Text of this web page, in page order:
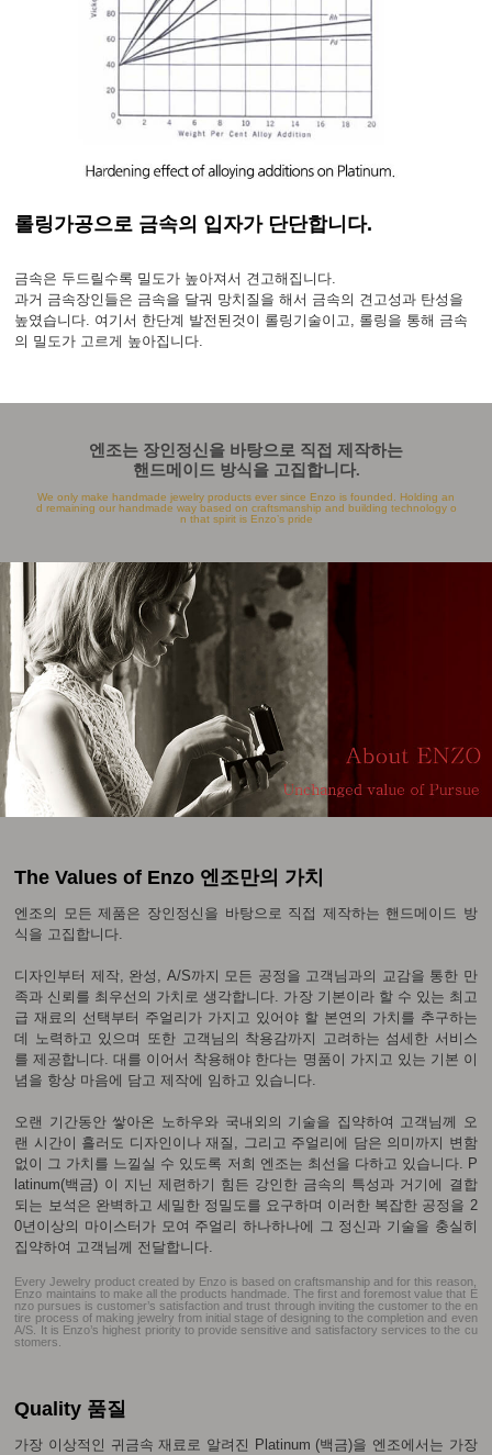
롤링가공으로 금속의 입자가 단단합니다.
금속은 두드릴수록 밀도가 높아져서 견고해집니다.
과거 금속장인들은 금속을 달궈 망치질을 해서 금속의 견고성과 탄성을
높였습니다. 여기서 한단계 발전된것이 롤링기술이고, 롤링을 통해 금속
의 밀도가 고르게 높아집니다.
엔조는 장인정신을 바탕으로 직접 제작하는
핸드메이드 방식을 고집합니다.
We only make handmade jewelry products ever since Enzo is founded. Holding an
d remaining our handmade way based on craftsmanship and building technology o
n that spirit is Enzo’s pride
The Values of Enzo 엔조만의 가치
엔조의 모든 제품은 장인정신을 바탕으로 직접 제작하는 핸드메이드 방
식을 고집합니다.
디자인부터 제작, 완성, A/S까지 모든 공정을 고객님과의 교감을 통한 만
족과 신뢰를 최우선의 가치로 생각합니다. 가장 기본이라 할 수 있는 최고
급 재료의 선택부터 주얼리가 가지고 있어야 할 본연의 가치를 추구하는
데 노력하고 있으며 또한 고객님의 착용감까지 고려하는 섬세한 서비스
를 제공합니다. 대를 이어서 착용해야 한다는 명품이 가지고 있는 기본 이
념을 항상 마음에 담고 제작에 임하고 있습니다.
오랜 기간동안 쌓아온 노하우와 국내외의 기술을 집약하여 고객님께 오
랜 시간이 흘러도 디자인이나 재질, 그리고 주얼리에 담은 의미까지 변함
없이 그 가치를 느낄실 수 있도록 저희 엔조는 최선을 다하고 있습니다. P
latinum(백금) 이 지닌 제련하기 힘든 강인한 금속의 특성과 거기에 결합
되는 보석은 완벽하고 세밀한 정밀도를 요구하며 이러한 복잡한 공정을 2
0년이상의 마이스터가 모여 주얼리 하나하나에 그 정신과 기술을 충실히
집약하여 고객님께 전달합니다.
Every Jewelry product created by Enzo is based on craftsmanship and for this reason,
Enzo maintains to make all the products handmade. The first and foremost value that E
nzo pursues is customer’s satisfaction and trust through inviting the customer to the en
tire process of making jewelry from initial stage of designing to the completion and even
A/S. It is Enzo’s highest priority to provide sensitive and satisfactory services to the cu
stomers.
Quality 품질
가장 이상적인 귀금속 재료로 알려진 Platinum (백금)을 엔조에서는 가장